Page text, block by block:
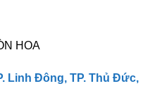
HOA
Linh Đông, TP. Thủ Đức,